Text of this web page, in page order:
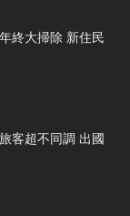
終大掃除 新住民
客超不同調 出國